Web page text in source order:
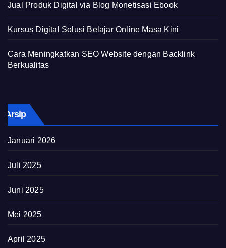
Jual Produk Digital via Blog Monetisasi Ebook
Kursus Digital Solusi Belajar Online Masa Kini
Cara Meningkatkan SEO Website dengan Backlink
Berkualitas
Arsip
Januari 2026
Juli 2025
Juni 2025
Mei 2025
April 2025